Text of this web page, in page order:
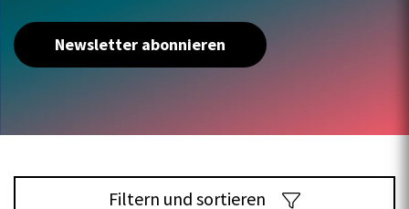
Newsletter abonnieren
Filtern und sortieren